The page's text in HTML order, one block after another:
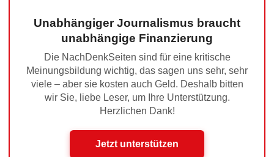
Unabhängiger Journalismus braucht
unabhängige Finanzierung
Die NachDenkSeiten sind für eine kritische
Meinungsbildung wichtig, das sagen uns sehr, sehr
viele – aber sie kosten auch Geld. Deshalb bitten
wir Sie, liebe Leser, um Ihre Unterstützung.
Herzlichen Dank!
Jetzt unterstützen